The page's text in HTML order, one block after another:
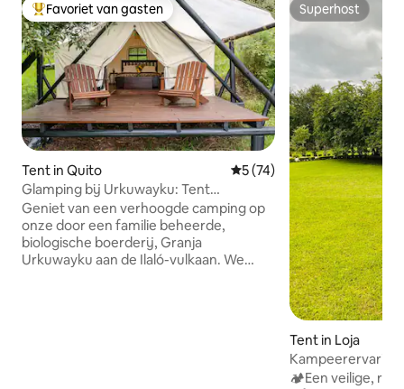
Topfavoriet van gasten
Favoriet van gasten
Tent in Quito Gemiddelde beoordeling
5 (74)
Glamping bij Urkuwayku: Tent
"Pasochoa"
Geniet van een verhoogde camping op
onze door een familie beheerde,
biologische boerderij, Granja
Urkuwayku aan de Ilaló-vulkaan. We
Superhost
Superhost
Tent in Loja
Kampeerervaring
🏕️Een veilige,